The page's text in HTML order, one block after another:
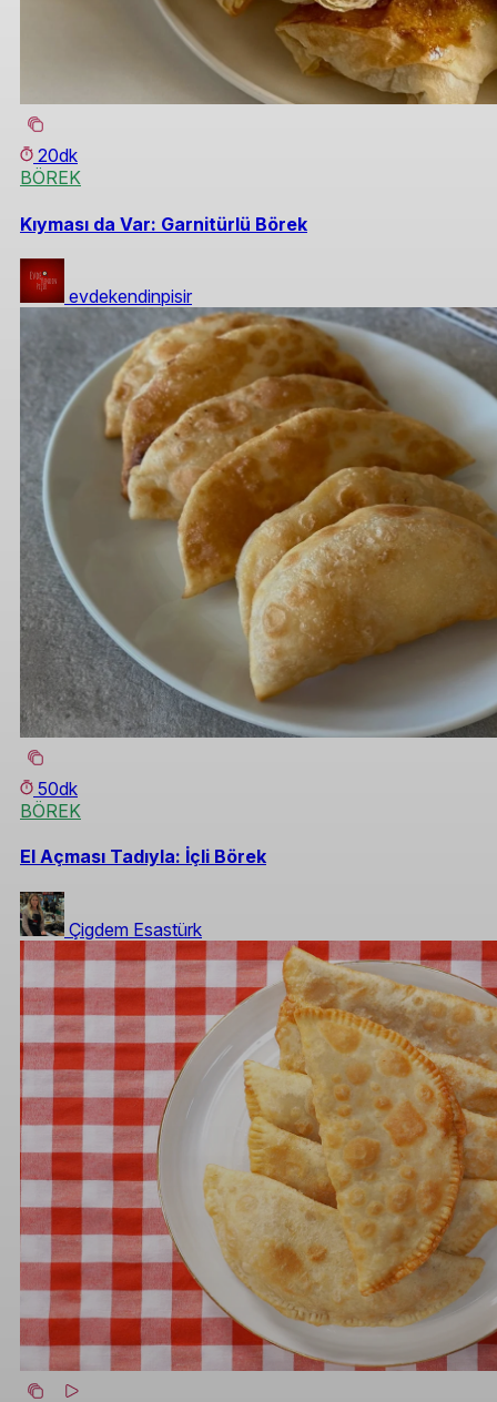
20dk
BÖREK
Kıyması da Var: Garnitürlü Börek
evdekendinpisir
50dk
BÖREK
El Açması Tadıyla: İçli Börek
Çigdem Esastürk